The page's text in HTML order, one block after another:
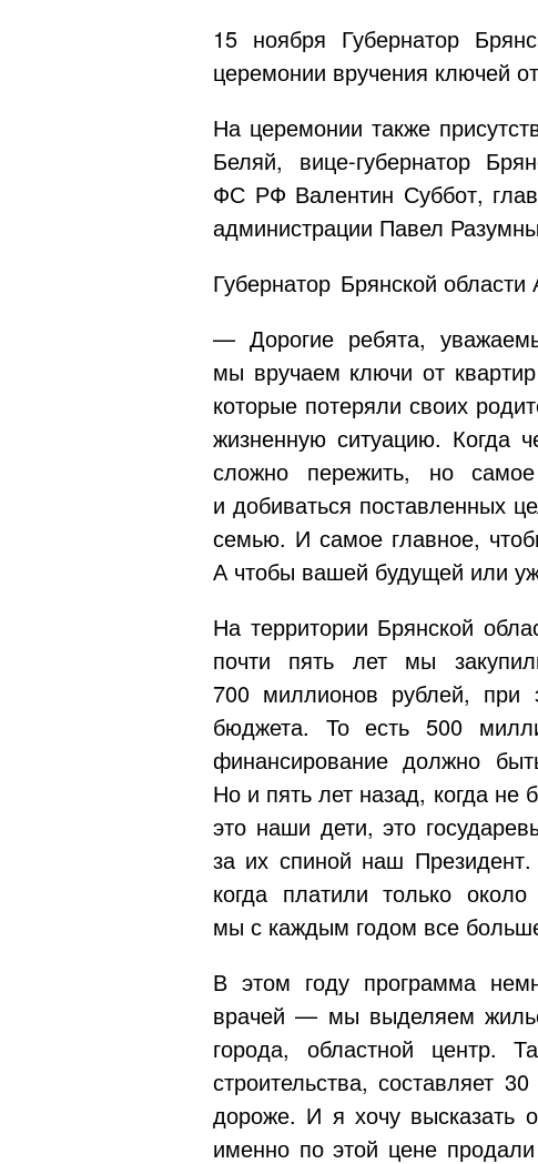
15 ноября Губернатор
церемонии вручения ключей
На церемонии также
Беляй, вице-губернатор
ФС РФ Валентин Суббот,
администрации Павел
Губернатор Брянской
— Дорогие ребята,
мы вручаем ключи от
которые потеряли своих
жизненную ситуацию. Когда
сложно пережить, но
и добиваться поставленных
семью. И самое главное,
А чтобы вашей будущей или
На территории Брянской
почти пять лет мы
700 миллионов рублей,
бюджета. То есть 500
финансирование должно
Но и пять лет назад, когда
это наши дети, это
за их спиной наш
когда платили только
мы с каждым годом все
В этом году программа
врачей — мы выделяем
города, областной центр.
строительства, составляет
дороже. И я хочу высказать
именно по этой цене